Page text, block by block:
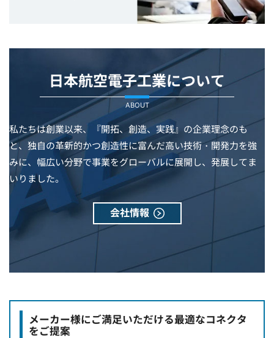
日本航空電子工業について
ABOUT
私たちは創業以来、『開拓、創造、実践』の企業理念のも
と、独自の革新的かつ創造性に富んだ高い技術・開発力を強
みに、幅広い分野で事業をグローバルに展開し、発展してま
いりました。
会社情報
メーカー様にご満足いただける最適なコネクタ
をご提案